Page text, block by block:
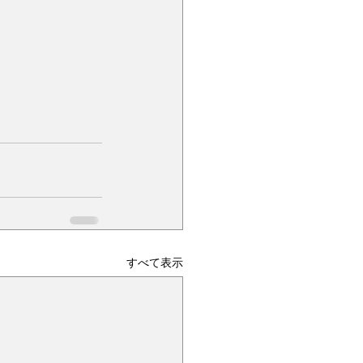
すべて表示